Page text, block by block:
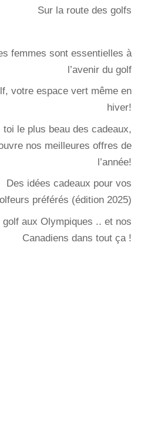
Sur la route des golfs
femmes sont essentielles à
l’avenir du golf
votre espace vert même en
hiver!
toi le plus beau des cadeaux,
nos meilleures offres de
l’année!
Des idées cadeaux pour vos
préférés (édition 2025)
golf aux Olympiques .. et nos
Canadiens dans tout ça !